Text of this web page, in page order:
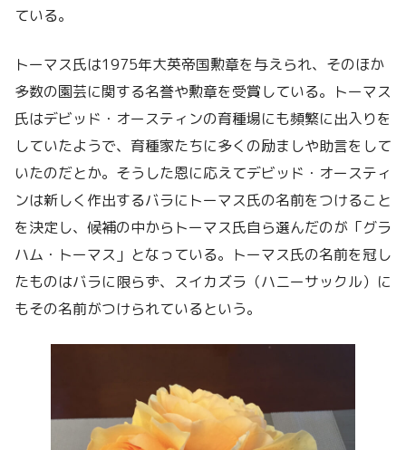
ている。
トーマス氏は1975年大英帝国勲章を与えられ、そのほか
多数の園芸に関する名誉や勲章を受賞している。トーマス
氏はデビッド・オースティンの育種場にも頻繁に出入りを
していたようで、育種家たちに多くの励ましや助言をして
いたのだとか。そうした恩に応えてデビッド・オースティ
ンは新しく作出するバラにトーマス氏の名前をつけること
を決定し、候補の中からトーマス氏自ら選んだのが「グラ
ハム・トーマス」となっている。トーマス氏の名前を冠し
たものはバラに限らず、スイカズラ（ハニーサックル）に
もその名前がつけられているという。